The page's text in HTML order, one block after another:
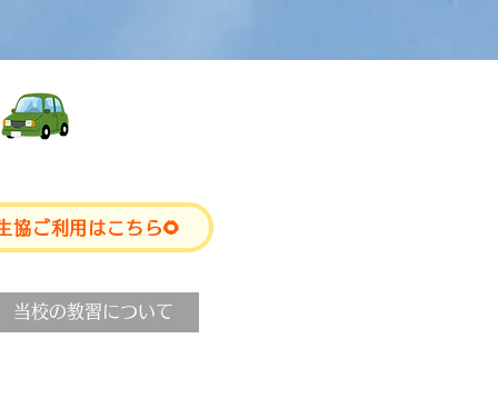
協ご利用はこちら🌻
当校の教習について